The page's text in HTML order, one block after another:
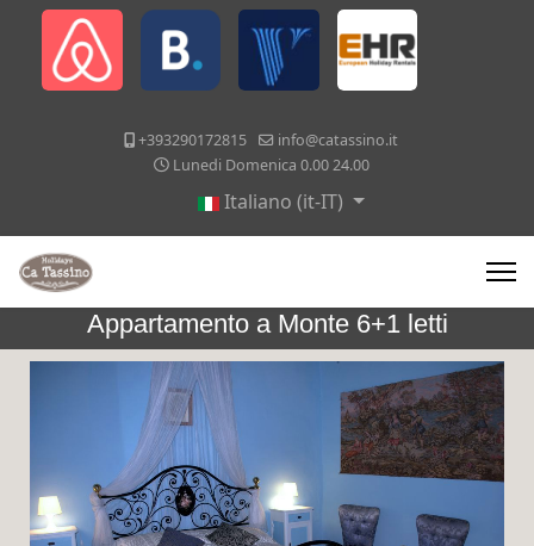
+393290172815
info@catassino.it
Lunedi Domenica 0.00 24.00
Italiano (it-IT)
Appartamento a Monte 6+1 letti